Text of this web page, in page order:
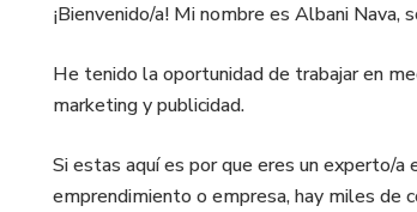
¡Bienvenido/a! Mi nombre es Albani Nava,
He tenido la oportunidad de trabajar en
marketing y publicidad.
Si estas aquí es por que eres un experto/a
emprendimiento o empresa, hay miles de